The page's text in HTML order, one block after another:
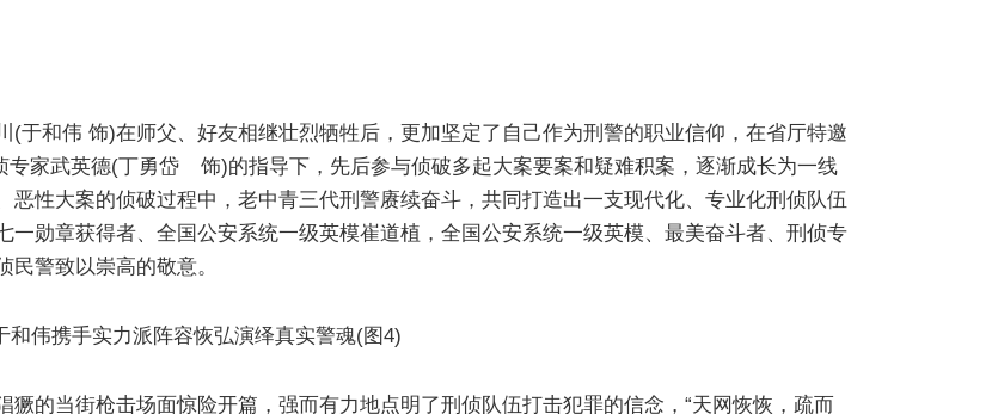
(于和伟 饰)在师父、好友相继壮烈牺牲后，更加坚定了自己作为刑警的职业信仰，在省厅特邀
家武英德(丁勇岱 饰)的指导下，先后参与侦破多起大案要案和疑难积案，逐渐成长为一线
恶性大案的侦破过程中，老中青三代刑警赓续奋斗，共同打造出一支现代化、专业化刑侦队伍
一勋章获得者、全国公安系统一级英模崔道植，全国公安系统一级英模、最美奋斗者、刑侦专
警致以崇高的敬意。
獗的当街枪击场面惊险开篇，强而有力地点明了刑侦队伍打击犯罪的信念，“天网恢恢，疏而